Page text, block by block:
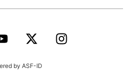
by ASF-ID